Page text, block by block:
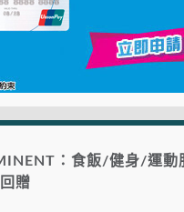
：食飯/健身/運動
贈